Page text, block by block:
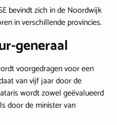
bevindt zich in de Noordwijk
in verschillende provincies.
generaal
voorgedragen voor een
van vijf jaar door de
wordt zowel geëvalueerd
door de minister van